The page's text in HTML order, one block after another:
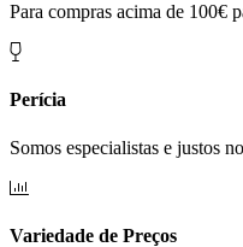
Para compras acima de 100€
Perícia
Somos especialistas e justos
Variedade de Preços